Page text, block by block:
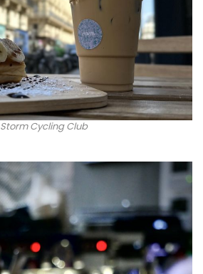
Storm Cycling Club